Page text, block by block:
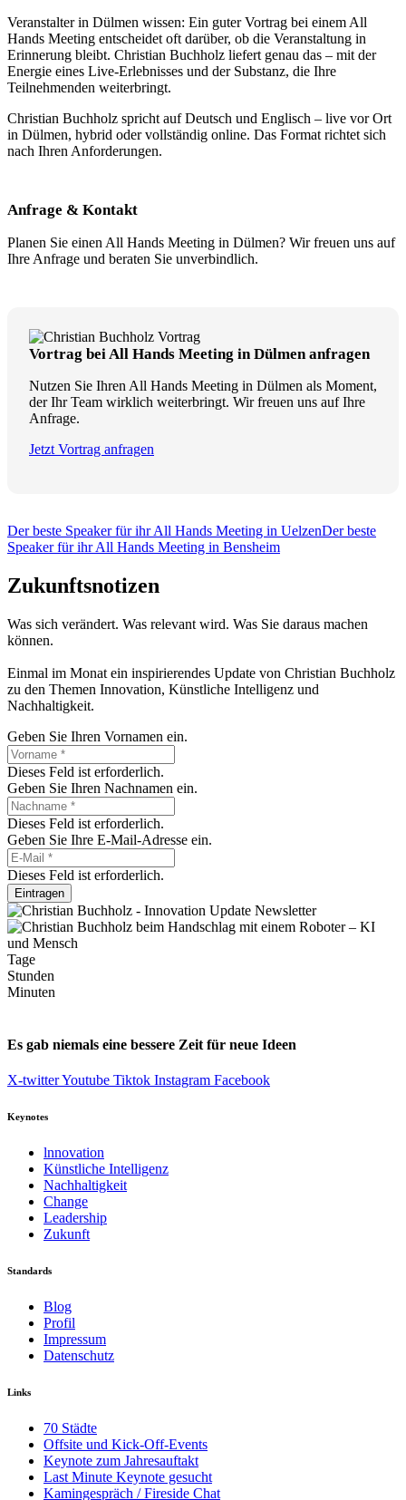
Veranstalter in Dülmen wissen: Ein guter Vortrag bei einem All
Hands Meeting entscheidet oft darüber, ob die Veranstaltung in
Erinnerung bleibt. Christian Buchholz liefert genau das – mit der
Energie eines Live-Erlebnisses und der Substanz, die Ihre
Teilnehmenden weiterbringt.
Christian Buchholz spricht auf Deutsch und Englisch – live vor Ort
in Dülmen, hybrid oder vollständig online. Das Format richtet sich
nach Ihren Anforderungen.
Anfrage & Kontakt
Planen Sie einen All Hands Meeting in Dülmen? Wir freuen uns auf
Ihre Anfrage und beraten Sie unverbindlich.
Vortrag bei All Hands Meeting in Dülmen anfragen
Nutzen Sie Ihren All Hands Meeting in Dülmen als Moment,
der Ihr Team wirklich weiterbringt. Wir freuen uns auf Ihre
Anfrage.
Jetzt Vortrag anfragen
Der beste Speaker für ihr All Hands Meeting in UelzenDer beste
Speaker für ihr All Hands Meeting in Bensheim
Zukunftsnotizen
Was sich verändert. Was relevant wird. Was Sie daraus machen
können.
Einmal im Monat ein inspirierendes Update von Christian Buchholz
zu den Themen Innovation, Künstliche Intelligenz und
Nachhaltigkeit.
Geben Sie Ihren Vornamen ein.
Dieses Feld ist erforderlich.
Geben Sie Ihren Nachnamen ein.
Dieses Feld ist erforderlich.
Geben Sie Ihre E-Mail-Adresse ein.
Dieses Feld ist erforderlich.
Eintragen
Tage
Stunden
Minuten
Es gab niemals eine bessere Zeit für neue Ideen
X-twitterYoutube Tiktok Instagram Facebook
Keynotes
lnnovation
Künstliche Intelligenz
Nachhaltigkeit
Change
Leadership
Zukunft
Standards
Blog
Profil
Impressum
Datenschutz
Links
70 Städte
Offsite und Kick-Off-Events
Keynote zum Jahresauftakt
Last Minute Keynote gesucht
Kamingespräch / Fireside Chat